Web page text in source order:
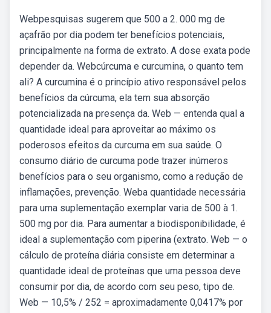
Webpesquisas sugerem que 500 a 2. 000 mg de
açafrão por dia podem ter benefícios potenciais,
principalmente na forma de extrato. A dose exata pode
depender da. Webcúrcuma e curcumina, o quanto tem
ali? A curcumina é o princípio ativo responsável pelos
benefícios da cúrcuma, ela tem sua absorção
potencializada na presença da. Web — entenda qual a
quantidade ideal para aproveitar ao máximo os
poderosos efeitos da curcuma em sua saúde. O
consumo diário de curcuma pode trazer inúmeros
benefícios para o seu organismo, como a redução de
inflamações, prevenção. Weba quantidade necessária
para uma suplementação exemplar varia de 500 à 1.
500 mg por dia. Para aumentar a biodisponibilidade, é
ideal a suplementação com piperina (extrato. Web — o
cálculo de proteína diária consiste em determinar a
quantidade ideal de proteínas que uma pessoa deve
consumir por dia, de acordo com seu peso, tipo de.
Web — 10,5% / 252 = aproximadamente 0,0417% por